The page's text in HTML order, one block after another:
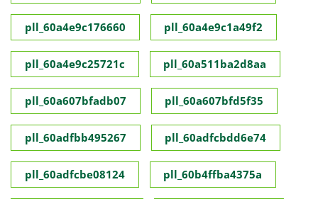
pll_60a4e9c176660 pll_60a4e9c1a49f2
pll_60a4e9c25721c pll_60a511ba2d8aa
pll_60a607bfadb07 pll_60a607bfd5f35
pll_60adfbb495267 pll_60adfcbdd6e74
pll_60adfcbe08124 pll_60b4ffba4375a